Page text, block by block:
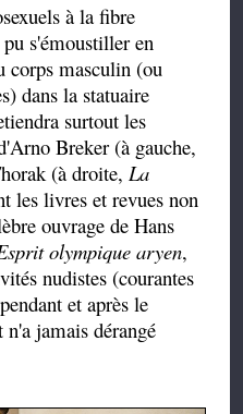
à la fibre
s'émoustiller en
corps masculin (ou
dans la statuaire
surtout les
Breker (à gauche,
(à droite,La
les livres et revues non
ouvrage de Hans
olympique aryen,
nudistes (courantes
et après le
jamais dérangé